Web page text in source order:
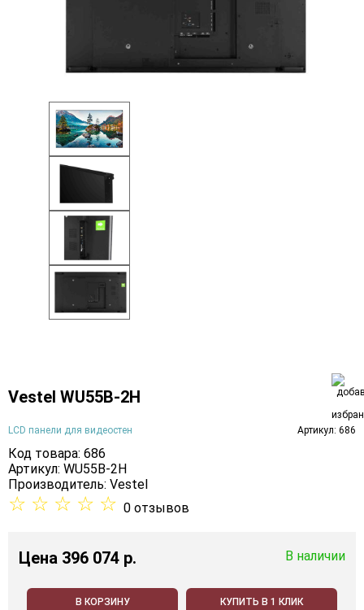
Vestel WU55B-2H
LCD панели для видеостен Артикул: 686
Код товара: 686
Артикул: WU55B-2H
Производитель: Vestel
☆ ☆ ☆ ☆ ☆ 0 отзывов
Цена 396 074 p. В наличии
В КОРЗИНУ КУПИТЬ В 1 КЛИК